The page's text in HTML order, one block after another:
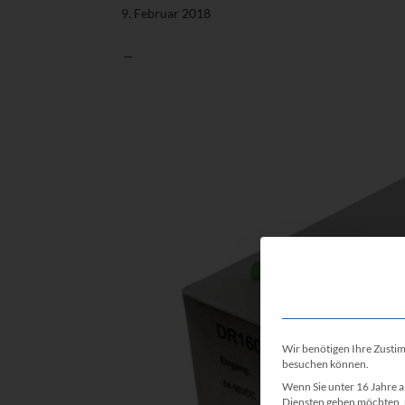
9. Februar 2018
...
Wir benötigen Ihre
besuchen können.
Wenn Sie unter 16 Jahre
Diensten geben